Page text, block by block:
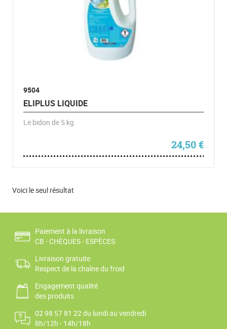
9504
ELIPLUS LIQUIDE
Le bidon de 5 kg
24,50€
Voici le seul résultat
Paiement à la livraison
CB - CHÈQUES - ESPÈCES
Livraison gratuite
Respect de la chaîne du froid
Engagement qualité
des produits
02 98 57 81 22 du lundi au vendredi
8h/12h - 14h/18h